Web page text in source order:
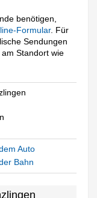
benötigen,
Formular. Für
Sendungen
Standort wie
Auto
Bahn